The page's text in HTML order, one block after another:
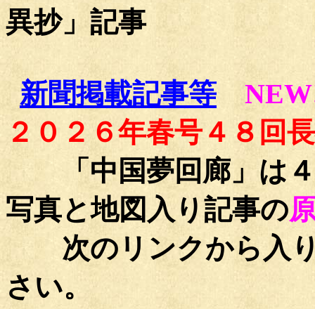
異抄」 記事
新聞掲載記事等
２０２６年春号４８回
「中国夢回廊」は
写真と地図入り記事の
次のリンクから入り
さい。